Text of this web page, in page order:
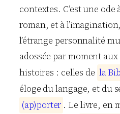
contextes. C’est une
roman, et à
l’étrange personnalité
adossée par moment
histoires : celles de laBib
éloge du langage, et du
(ap)porter . Le livre, en